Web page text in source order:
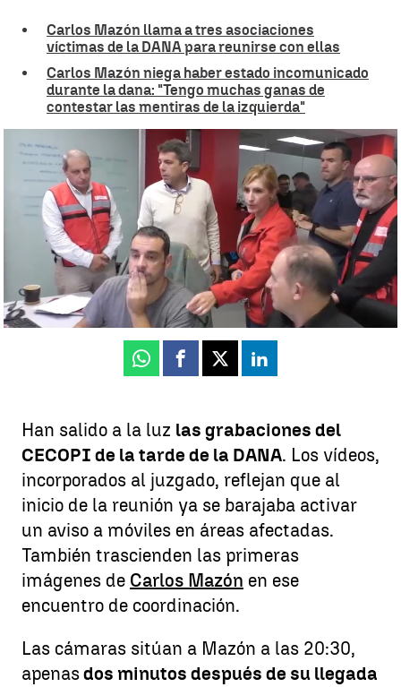
Carlos Mazón llama a tres asociaciones
víctimas de la DANA para reunirse con ellas
Carlos Mazón niega haber estado incomunicado
durante la dana: "Tengo muchas ganas de
contestar las mentiras de la izquierda"
Los vídeos del CECOPI revelan que la alerta se valoró horas antes |
Antena 3 Noticias
Celia de Santiago
Publicado:03 de octubre de 2025, 22:15
Whatsapp
Facebook
X Linkedin
Han salido a la luz las grabaciones del
CECOPI de la tarde de la DANA. Los vídeos,
incorporados al juzgado, reflejan que al
inicio de la reunión ya se barajaba activar
un aviso a móviles en áreas afectadas.
También trascienden las primeras
imágenes de Carlos Mazón en ese
encuentro de coordinación.
Las cámaras sitúan a Mazón a las 20:30,
apenasdos minutos después de su llegada